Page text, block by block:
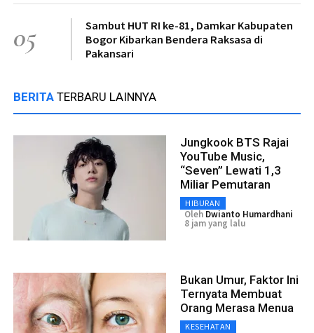
05
Sambut HUT RI ke-81, Damkar Kabupaten
Bogor Kibarkan Bendera Raksasa di
Pakansari
BERITA TERBARU LAINNYA
Jungkook BTS Rajai
YouTube Music,
“Seven” Lewati 1,3
Miliar Pemutaran
HIBURAN
Oleh Dwianto Humardhani
8 jam yang lalu
Bukan Umur, Faktor Ini
Ternyata Membuat
Orang Merasa Menua
KESEHATAN